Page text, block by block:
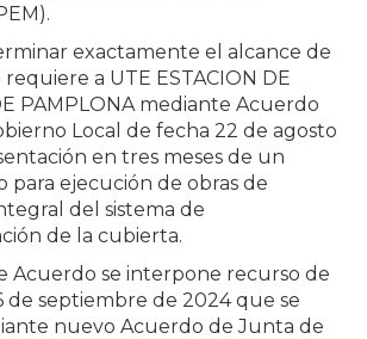
exactamente el alcance de
requiere a UTE ESTACION DE
PAMPLONA mediante Acuerdo
Local de fecha 22 de agosto
en tres meses de un
para ejecución de obras de
del sistema de
de la cubierta.
Acuerdo se interpone recurso de
de septiembre de 2024 que se
nuevo Acuerdo de Junta de